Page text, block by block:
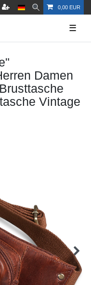
0,00 EUR
☰
Damen
Vintage